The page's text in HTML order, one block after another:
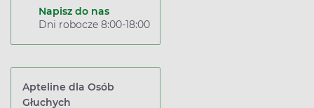
Napisz do nas
Dni robocze 8:00-18:00
Apteline dla Osób
Głuchych